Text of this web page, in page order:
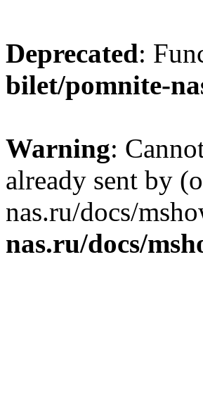
Deprecated:
bilet/pomnite-
Warning:
already sent by
nas.ru/docs/
nas.ru/docs/